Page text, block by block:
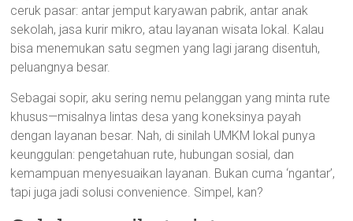
ceruk pasar: antar jemput karyawan pabrik, antar anak
sekolah, jasa kurir mikro, atau layanan wisata lokal. Kalau
bisa menemukan satu segmen yang lagi jarang disentuh,
peluangnya besar.
Sebagai sopir, aku sering nemu pelanggan yang minta rute
khusus—misalnya lintas desa yang koneksinya payah
dengan layanan besar. Nah, di sinilah UMKM lokal punya
keunggulan: pengetahuan rute, hubungan sosial, dan
kemampuan menyesuaikan layanan. Bukan cuma ‘ngantar’,
tapi juga jadi solusi convenience. Simpel, kan?